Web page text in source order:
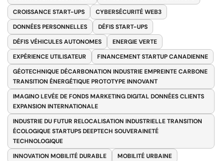
CROISSANCE START-UPS
CYBERSÉCURITÉ WEB3
DONNÉES PERSONNELLES
DÉFIS START-UPS
DÉFIS VÉHICULES AUTONOMES
ENERGIE VERTE
EXPÉRIENCE UTILISATEUR
FINANCEMENT STARTUP CANADIENNE
GÉOTECHNIQUE DÉCARBONATION INDUSTRIE EMPREINTE CARBONE
TRANSITION ÉNERGÉTIQUE PROTOTYPE INNOVANT
IMAGINO LEVÉE DE FONDS MARKETING DIGITAL DONNÉES CLIENTS
EXPANSION INTERNATIONALE
INDUSTRIE DU FUTUR RELOCALISATION INDUSTRIELLE TRANSITION
ÉCOLOGIQUE STARTUPS DEEPTECH SOUVERAINETÉ
TECHNOLOGIQUE
INNOVATION MOBILITÉ DURABLE
MOBILITÉ URBAINE